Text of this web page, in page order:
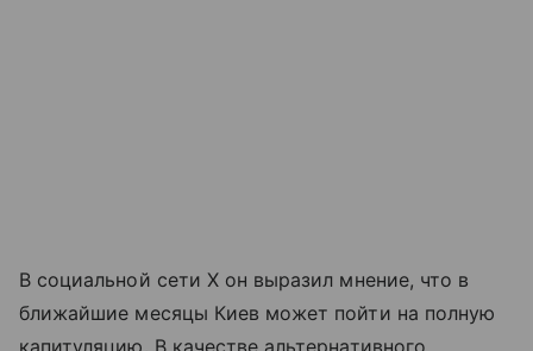
В социальной сети X он выразил мнение, что в
ближайшие месяцы Киев может пойти на полную
капитуляцию. В качестве альтернативного